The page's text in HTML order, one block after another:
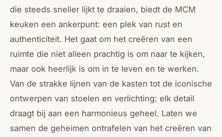
die steeds sneller lijkt te draaien, biedt de MCM
keuken een ankerpunt: een plek van rust en
authenticiteit. Het gaat om het creëren van een
ruimte die niet alleen prachtig is om naar te kijken,
maar ook heerlijk is om in te leven en te werken.
Van de strakke lijnen van de kasten tot de iconische
ontwerpen van stoelen en verlichting: elk detail
draagt bij aan een harmonieus geheel. Laten we
samen de geheimen ontrafelen van het creëren van